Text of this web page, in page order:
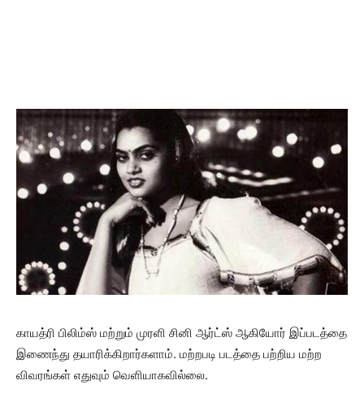
காயத்ரி பிலிம்ஸ் மற்றும் முரளி சினி ஆர்ட்ஸ் ஆகியோர் இப்படத்தை
இணைந்து தயாரிக்கிறார்களாம். மற்றபடி படத்தை பற்றிய மற்ற
விவரங்கள் எதுவும் வெளியாகவில்லை.